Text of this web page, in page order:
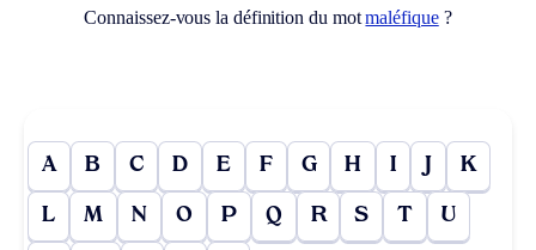
Connaissez-vous la définition du motmaléfique?
A B C D E F G H I J K
L M N O P Q R S T U